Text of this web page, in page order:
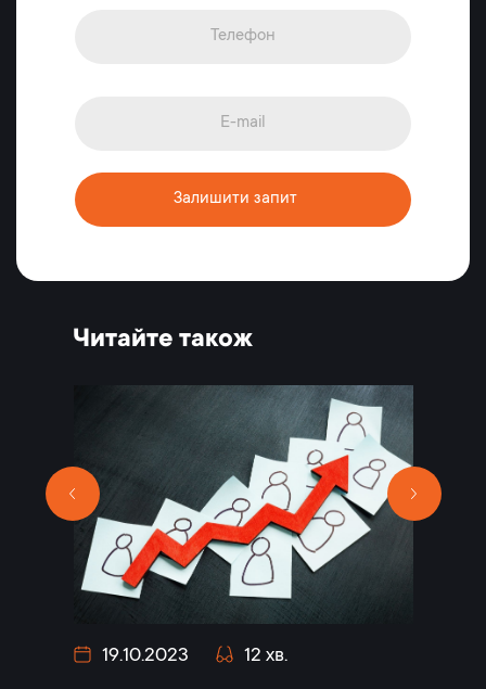
Залишити запит
Читайте також
19.10.2023 12 хв.